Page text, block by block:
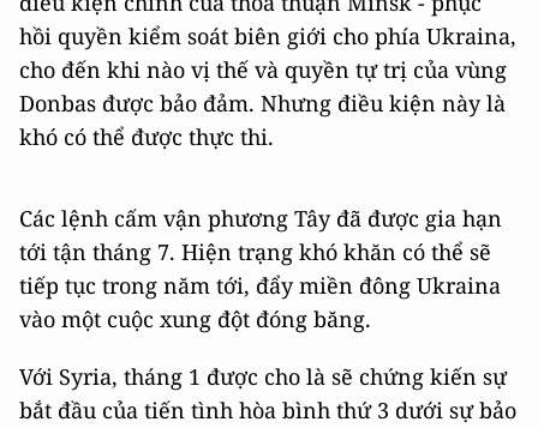
hồi quyền kiểm soát biên giới cho phía Ukraina,
cho đến khi nào vị thế và quyền tự trị của vùng
Donbas được bảo đảm. Nhưng điều kiện này là
khó có thể được thực thi.
Các lệnh cấm vận phương Tây đã được gia hạn
tới tận tháng 7. Hiện trạng khó khăn có thể sẽ
tiếp tục trong năm tới, đẩy miền đông Ukraina
vào một cuộc xung đột đóng băng.
Với Syria, tháng 1 được cho là sẽ chứng kiến sự
bắt đầu của tiến tình hòa bình thứ 3 dưới sự bảo